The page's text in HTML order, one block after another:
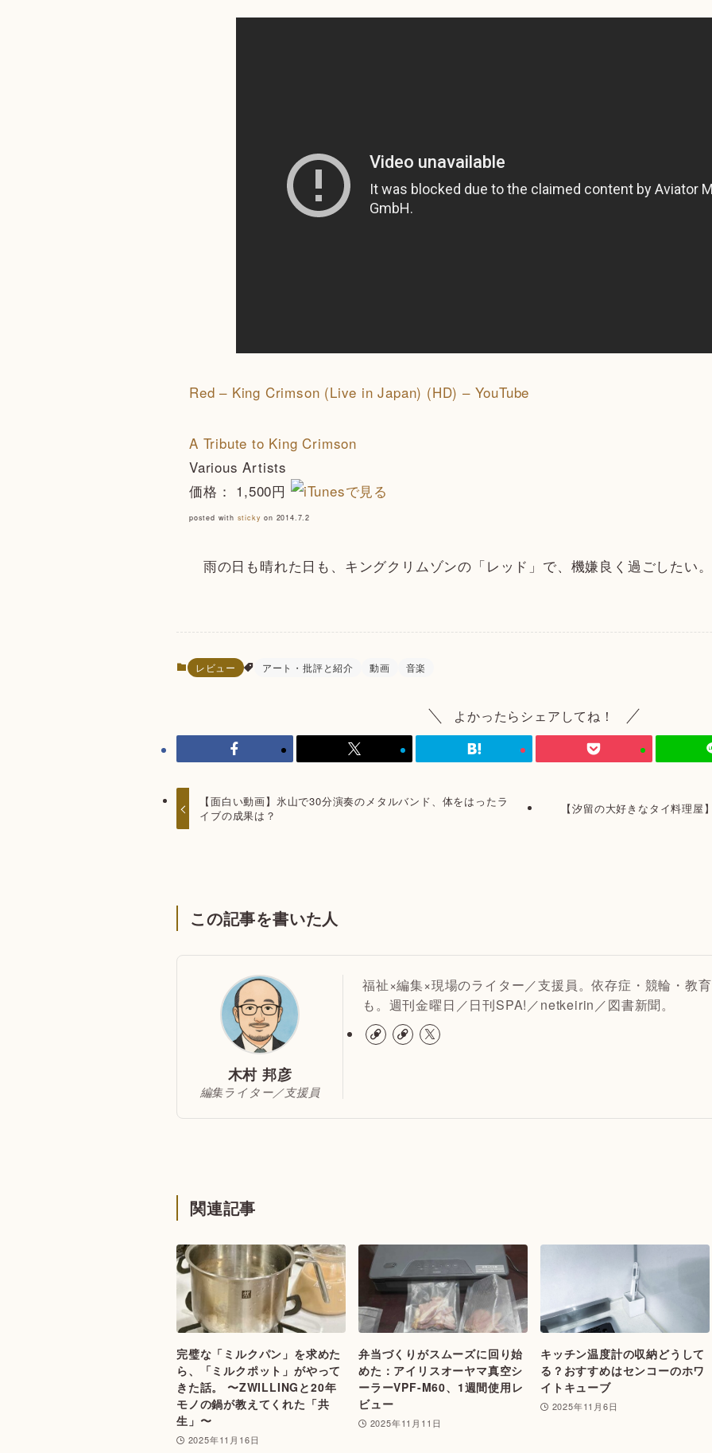
Red – King Crimson (Live in Japan) (HD) – YouTube
A Tribute to King Crimson
Various Artists
価格： 1,500円
posted with sticky on 2014.7.2
雨の日も晴れた日も、キングクリムゾンの「レッド」で、機嫌良く過ごしたい。
レビュー アート・批評と紹介 動画 音楽
よかったらシェアしてね！
【面白い動画】氷山で30分演奏のメタルバンド、体をはったラ
イブの成果は？
【汐留の大好きなタイ料理
この記事を書いた人
木村 邦彦
編集ライター／支援員
福祉×編集×現場のライター／支援員。依存症・競輪・教
も。週刊金曜日／日刊SPA!／netkeirin／図書新聞。
関連記事
完璧な「ミルクパン」を求めた
ら、「ミルクポット」がやって
きた話。 〜ZWILLINGと20年
モノの鍋が教えてくれた「共
生」〜
2025年11月16日
弁当づくりがスムーズに回り始
めた：アイリスオーヤマ真空シ
ーラーVPF-M60、1週間使用レ
ビュー
2025年11月11日
キッチン温度計の収納どうして
る？おすすめはセンコーのホワ
イトキューブ
2025年11月6日